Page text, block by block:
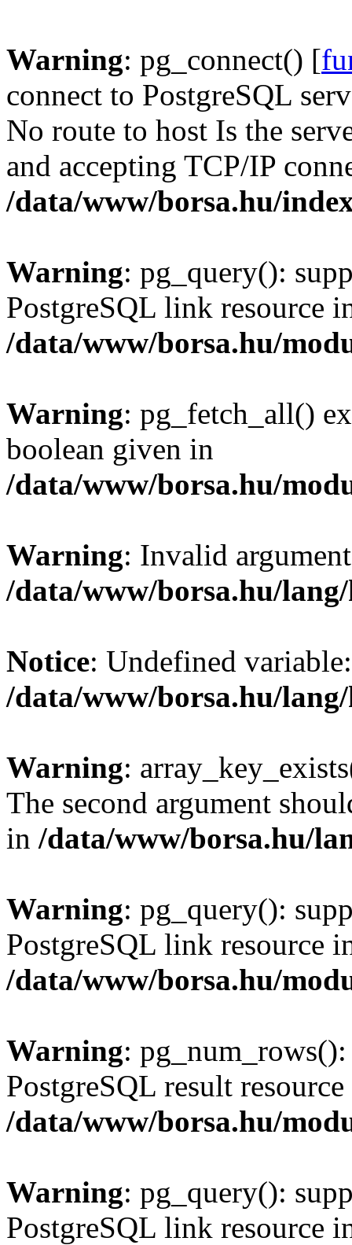
Warning: pg_connect() [
connect to PostgreSQL
No route to host Is the
and accepting TCP/IP
/data/www/borsa.hu/
Warning: pg_query():
PostgreSQL link resource
/data/www/borsa.hu/
Warning: pg_fetch_all()
boolean given in
/data/www/borsa.hu/
Warning: Invalid
/data/www/borsa.hu/
Notice: Undefined
/data/www/borsa.hu/
Warning:
The second argument
in /data/www/borsa.hu/
Warning: pg_query():
PostgreSQL link resource
/data/www/borsa.hu/
Warning:
PostgreSQL result
/data/www/borsa.hu/
Warning: pg_query():
PostgreSQL link resource